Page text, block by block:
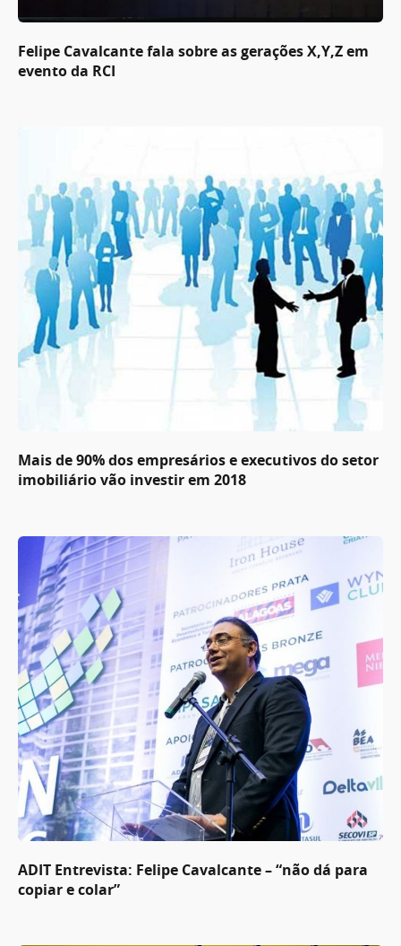
Felipe Cavalcante fala sobre as gerações X,Y,Z em
evento da RCI
Mais de 90% dos empresários e executivos do setor
imobiliário vão investir em 2018
ADIT Entrevista: Felipe Cavalcante – “não dá para
copiar e colar”